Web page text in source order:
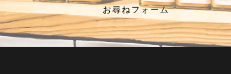
お尋ねフォーム